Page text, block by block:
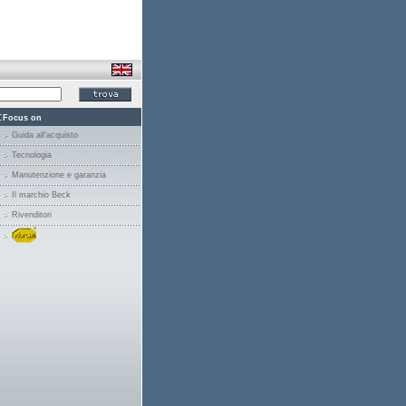
: Focus on
Guida all'acquisto
Tecnologia
Manutenzione e garanzia
Il marchio Beck
Rivenditori